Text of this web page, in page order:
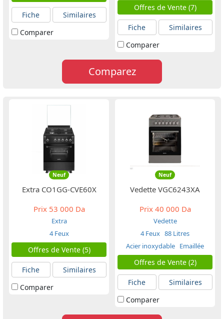
Fiche
Similaires
Comparer
Offres de Vente (7)
Fiche
Similaires
Comparer
Comparez
Neuf
Extra CO1GG-CVE60X
Prix53 000 Da
Extra
4 Feux
Offres de Vente (5)
Fiche
Similaires
Comparer
Neuf
Vedette VGC6243XA
Prix40 000 Da
Vedette
4 Feux 88 Litres
Acier inoxydable Emaillée
Offres de Vente (2)
Fiche
Similaires
Comparer